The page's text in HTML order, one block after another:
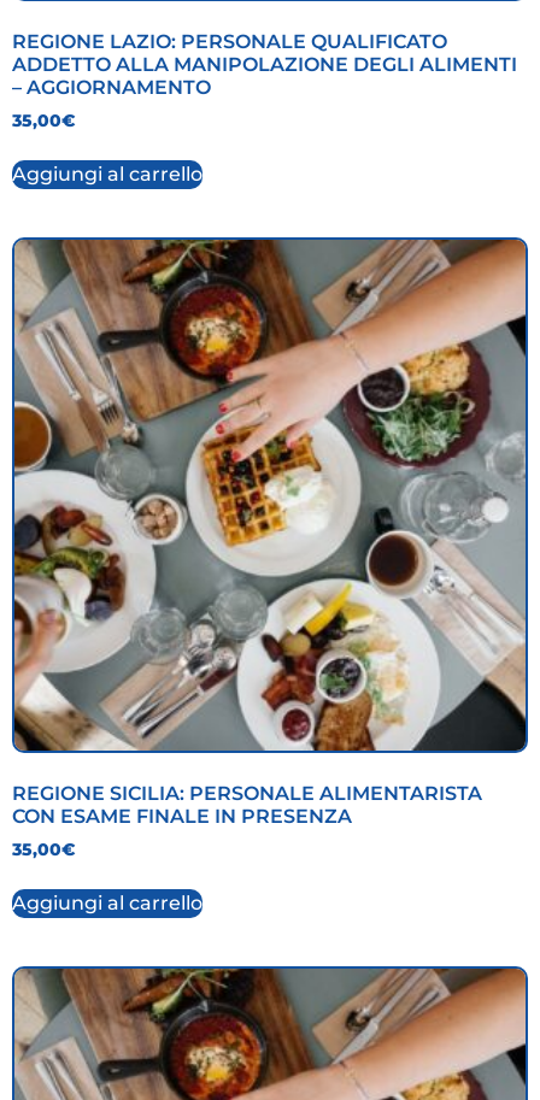
REGIONE LAZIO: PERSONALE QUALIFICATO
ADDETTO ALLA MANIPOLAZIONE DEGLI ALIMENTI
– AGGIORNAMENTO
35,00€
Aggiungi al carrello
REGIONE SICILIA: PERSONALE ALIMENTARISTA
CON ESAME FINALE IN PRESENZA
35,00€
Aggiungi al carrello